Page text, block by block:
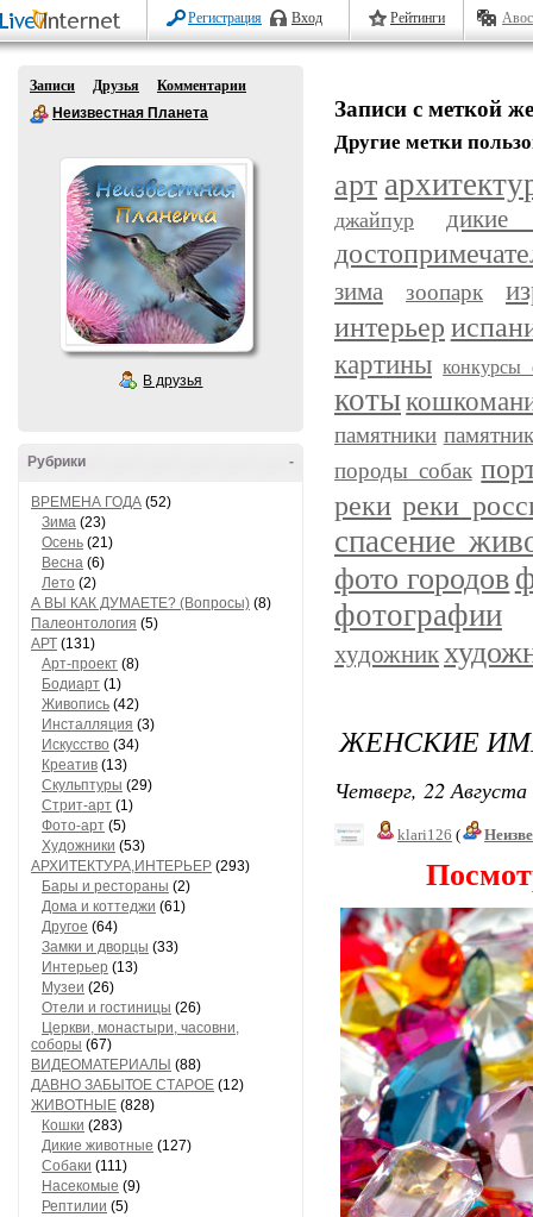
Регистрация Вход Рейтинги
Записи Друзья
Комментарии
Неизвестная Планета
В друзья
-
Рубрики
ВРЕМЕНА ГОДА (52)
Зима (23)
Осень (21)
Весна (6)
Лето (2)
А ВЫ КАК ДУМАЕТЕ? (Вопросы) (8)
Палеонтология (5)
АРТ (131)
Арт-проект (8)
Бодиарт (1)
Живопись (42)
Инсталляция (3)
Искусство (34)
Креатив (13)
Скульптуры (29)
Стрит-арт (1)
Фото-арт (5)
Художники (53)
АРХИТЕКТУРА,ИНТЕРЬЕР (293)
Бары и рестораны (2)
Дома и коттеджи (61)
Другое (64)
Замки и дворцы (33)
Интерьер (13)
Музеи (26)
Отели и гостиницы (26)
Церкви, монастыри, часовни,
соборы (67)
ВИДЕОМАТЕРИАЛЫ (88)
ДАВНО ЗАБЫТОЕ СТАРОЕ (12)
ЖИВОТНЫЕ (828)
Кошки (283)
Дикие животные (127)
Собаки (111)
Насекомые (9)
Рептилии (5)
Записи с меткой
Другие метки
арт
джайпур дикие
зима зоопарк
интерьер
картины конкурсы
коты
памятники
породы собак
реки реки
спасение
фото городов
фотографии
художник
ЖЕНСКИЕ
Четверг, 22
klari126 (